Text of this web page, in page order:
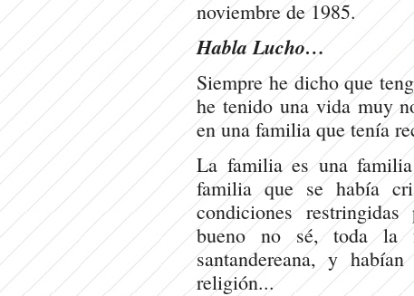
noviembre de 1985.
Habla Lucho…
Siempre he dicho que
he tenido una vida muy
en una familia que tenía
La familia es una
familia que se había
condiciones
bueno no sé, toda la
santandereana, y
religión...